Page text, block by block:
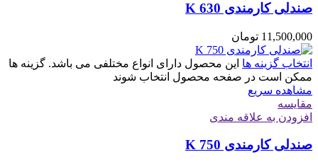
صندلی کارمندی K 630
11,500,000 تومان
انتخاب گزینه ها این محصول دارای انواع مختلفی می باشد. گزینه ها
ممکن است در صفحه محصول انتخاب شوند
مشاهده سریع
مقایسه
افزودن به علاقه مندی
صندلی کارمندی K 750